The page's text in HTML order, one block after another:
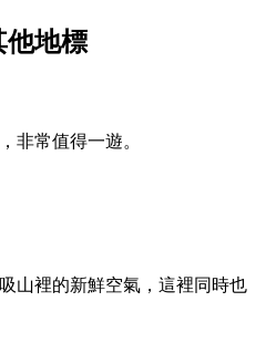
他地標
非常值得一遊。
山裡的新鮮空氣，這裡同時也